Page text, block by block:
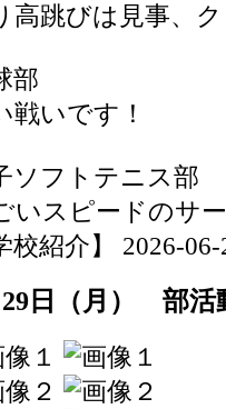
高跳びは見事、
部
戦いです！
ソフトテニス部
いスピードのサ
校紹介】 2026-
日（月） 部活